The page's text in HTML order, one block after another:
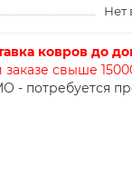
Нет
ковров до
заказе свыше
- потребуется